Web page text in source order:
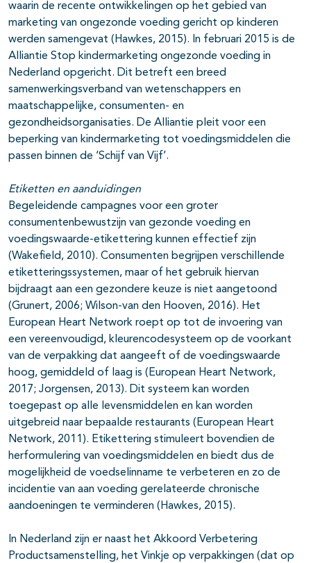
waarin de recente ontwikkelingen op het gebied van
marketing van ongezonde voeding gericht op kinderen
werden samengevat (Hawkes, 2015). In februari 2015 is de
Alliantie Stop kindermarketing ongezonde voeding in
Nederland opgericht. Dit betreft een breed
samenwerkingsverband van wetenschappers en
maatschappelijke, consumenten- en
gezondheidsorganisaties. De Alliantie pleit voor een
beperking van kindermarketing tot voedingsmiddelen die
passen binnen de ‘Schijf van Vijf’.
Etiketten en aanduidingen
Begeleidende campagnes voor een groter
consumentenbewustzijn van gezonde voeding en
voedingswaarde-etikettering kunnen effectief zijn
(Wakefield, 2010). Consumenten begrijpen verschillende
etiketteringssystemen, maar of het gebruik hiervan
bijdraagt aan een gezondere keuze is niet aangetoond
(Grunert, 2006; Wilson-van den Hooven, 2016). Het
European Heart Network roept op tot de invoering van
een vereenvoudigd, kleurencodesysteem op de voorkant
van de verpakking dat aangeeft of de voedingswaarde
hoog, gemiddeld of laag is (European Heart Network,
2017; Jorgensen, 2013). Dit systeem kan worden
toegepast op alle levensmiddelen en kan worden
uitgebreid naar bepaalde restaurants (European Heart
Network, 2011). Etikettering stimuleert bovendien de
herformulering van voedingsmiddelen en biedt dus de
mogelijkheid de voedselinname te verbeteren en zo de
incidentie van aan voeding gerelateerde chronische
aandoeningen te verminderen (Hawkes, 2015).
In Nederland zijn er naast het Akkoord Verbetering
Productsamenstelling, het Vinkje op verpakkingen (dat op